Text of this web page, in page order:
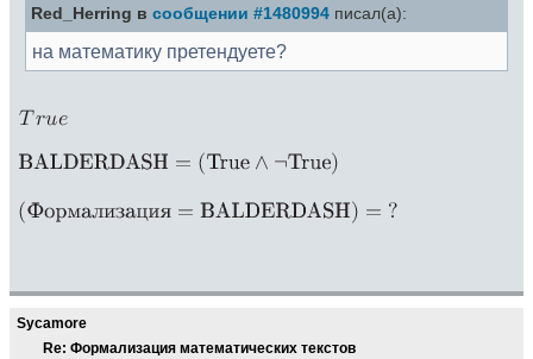
Red_Herring в сообщении #1480994 писал(а):
на математику претендуете?
Sycamore
Re: Формализация математических текстов